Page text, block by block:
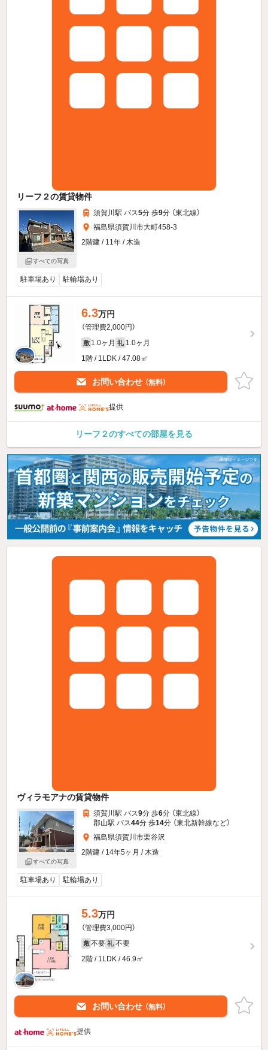
リーフ２の賃貸物件
すべての写真
須賀川駅 バス5分 歩9分 （東北線）
福島県須賀川市大町458-3
2階建 / 11年 / 木造
駐車場あり 駐輪場あり
6.3万円
（管理費2,000円）
敷 1.0ヶ月 礼 1.0ヶ月
1階 / 1LDK / 47.08㎡
お問い合わせ （無料）
提供
リーフ２のすべての部屋を見る
ヴィラモアナの賃貸物件
すべての写真
須賀川駅 バス9分 歩6分 （東北線）
郡山駅 バス44分 歩14分 （東北新幹線など）
福島県須賀川市栗谷沢
2階建 / 14年5ヶ月 / 木造
駐車場あり 駐輪場あり
5.3万円
（管理費3,000円）
敷 不要 礼 不要
2階 / 1LDK / 46.9㎡
お問い合わせ （無料）
提供